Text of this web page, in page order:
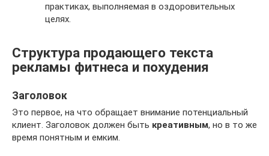
практиках, выполняемая в оздоровительных
целях.
Структура продающего текста
рекламы фитнеса и похудения
Заголовок
Это первое, на что обращает внимание потенциальный
клиент. Заголовок должен быть креативным, но в то же
время понятным и емким.